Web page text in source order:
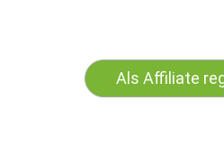
Als Affiliate